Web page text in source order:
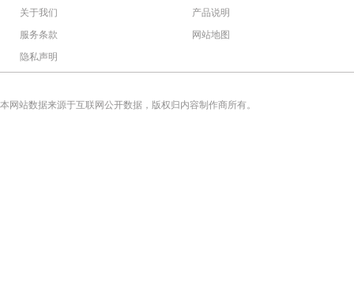
关于我们
服务条款
隐私声明
产品说明
网站地图
本网站数据来源于互联网公开数据，版权归内容制作商所有。